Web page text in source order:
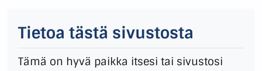
Tietoa tästä sivustosta
Tämä on hyvä paikka itsesi tai sivustosi